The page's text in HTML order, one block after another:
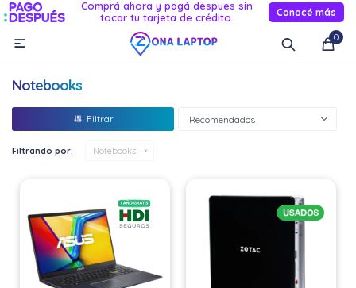
Comprá ahora y pagá despues sin
tocar tu tarjeta de crédito.
Conocé más
0

Notebooks
Recomendados
Filtrando por: Notebooks
MI CUENTA
Novedades
Informática
Relojes smart